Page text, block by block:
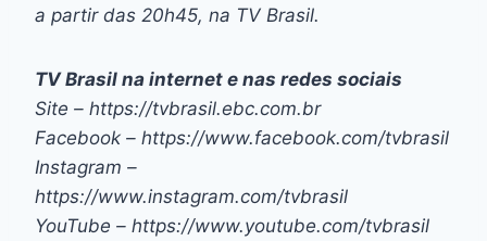
a partir das 20h45, na TV Brasil.
TV Brasil na internet e nas redes sociais
Site – https://tvbrasil.ebc.com.br
Facebook – https://www.facebook.com/tvbrasil
Instagram –
https://www.instagram.com/tvbrasil
YouTube – https://www.youtube.com/tvbrasil